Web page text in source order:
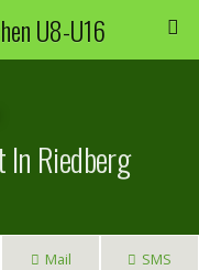
U8-U16
Riedberg
Mail SMS